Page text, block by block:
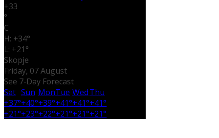
+33
°
C
H: +34°
L: +21°
Skopje
Friday, 07 August
See 7-Day Forecast
Sat Sun MonTue WedThu
+37°+40°+39°+41°+41°+41°
+21°+23°+22°+21°+21°+21°